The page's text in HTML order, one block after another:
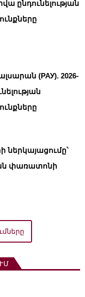
ընդունելության
(РАУ). 2026-
ներկայացումը՝
փառատոնի